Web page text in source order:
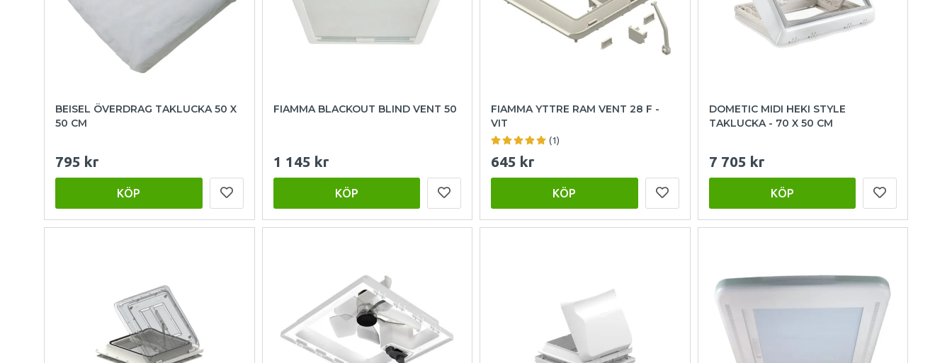
BEISEL ÖVERDRAG TAKLUCKA 50 X
50 CM
795 kr
KÖP
FIAMMA BLACKOUT BLIND VENT 50
1 145 kr
KÖP
FIAMMA YTTRE RAM VENT 28 F -
VIT
(1)
645 kr
KÖP
DOMETIC MIDI HEKI STYLE
TAKLUCKA - 70 X 50 CM
7 705 kr
KÖP